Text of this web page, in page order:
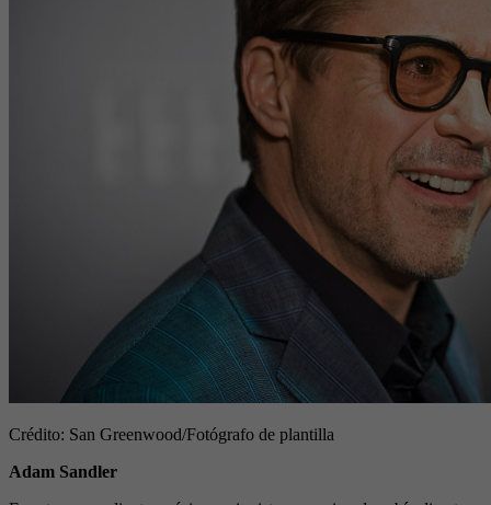
Crédito: San Greenwood/Fotógrafo de plantilla
Adam Sandler